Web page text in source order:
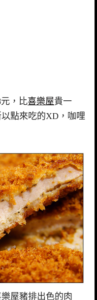
，比喜樂屋貴一
點來吃的XD，咖哩
屋豬排出色的肉